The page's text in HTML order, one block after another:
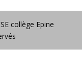
collège Epine